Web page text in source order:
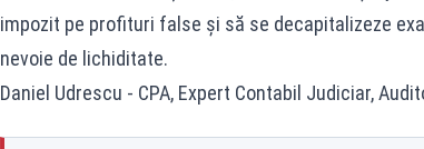
impozit pe profituri false și să se decapitalizeze
nevoie de lichiditate.
Daniel Udrescu - CPA, Expert Contabil Judiciar,